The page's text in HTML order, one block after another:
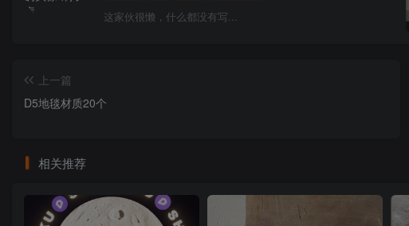
这家伙很懒，什么都没有写...
上一篇
D5地毯材质20个
相关推荐